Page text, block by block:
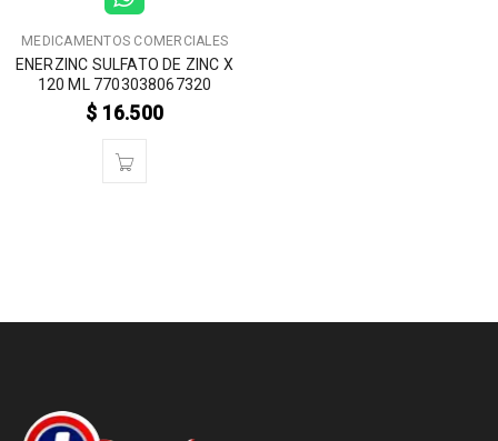
MEDICAMENTOS COMERCIALES
ENERZINC SULFATO DE ZINC X
120 ML 7703038067320
$ 16.500